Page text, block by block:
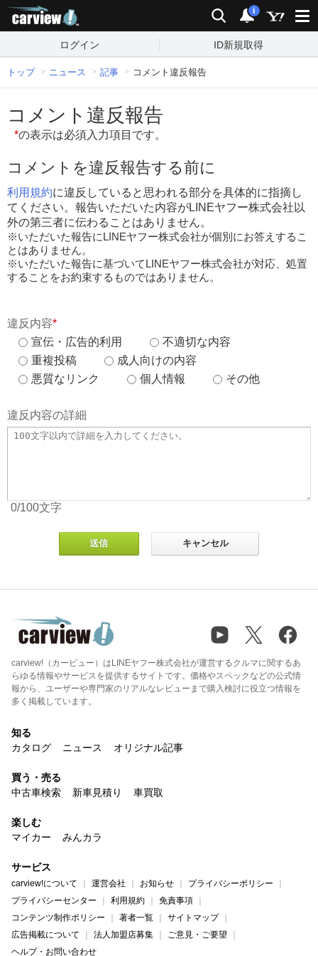
検索 通知
i
ログイン ID新規取得
トップ ニュース 記事 コメント違反報告
コメント違反報告
*の表示は必須入力項目です。
コメントを違反報告する前に
利用規約に違反していると思われる部分を具体的に指摘し
てください。報告いただいた内容がLINEヤフー株式会社以
外の第三者に伝わることはありません。
※いただいた報告にLINEヤフー株式会社が個別にお答えするこ
とはありません。
※いただいた報告に基づいてLINEヤフー株式会社が対応、処置
することをお約束するものではありません。
違反内容*
宣伝・広告的利用
不適切な内容
重複投稿
成人向けの内容
悪質なリンク
個人情報 その他
違反内容の詳細
0/100文字
carview!（カービュー）はLINEヤフー株式会社が運営するクルマに関するあ
らゆる情報やサービスを提供するサイトです。価格やスペックなどの公式情
報から、ユーザーや専門家のリアルなレビューまで購入検討に役立つ情報を
多く掲載しています。
知る
カタログ
ニュース オリジナル記事
買う・売る
中古車検索
新車見積り 車買取
楽しむ
マイカー
みんカラ
サービス
carview!について 運営会社 お知らせ
プライバシーポリシー
プライバシーセンター
利用規約
免責事項
コンテンツ制作ポリシー
著者一覧
サイトマップ
広告掲載について
法人加盟店募集
ご意見・ご要望
ヘルプ・お問い合わせ